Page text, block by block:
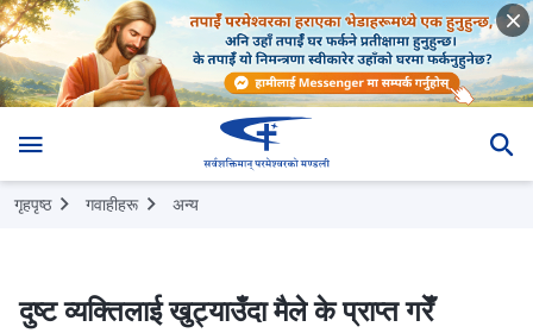
गृहपृष्ठ गवाहीहरू अन्य
दुष्ट व्यक्तिलाई खुट्याउँदा मैले के प्राप्त गरेँ